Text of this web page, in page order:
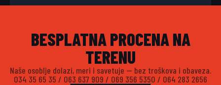
BESPLATNA PROCENA NA
TERENU
Naše osoblje dolazi, meri i savetuje — bez troškova i obaveza.
034 35 65 35 / 063 637 909 / 069 356 5350 / 064 283 2656